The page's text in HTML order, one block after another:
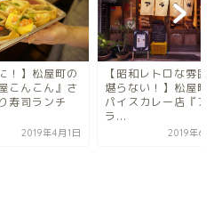
ロな雰囲気が
】松屋町のス
ー店『アラ
2019年6月26日